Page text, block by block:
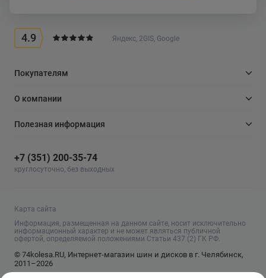
4.9 Яндекс, 2GIS, Google
Покупателям
О компании
Полезная информация
+7 (351) 200-35-74
круглосуточно, без выходных
Карта сайта
Информация, размещенная на данном сайте, носит исключительно
информационный характер и не может являться публичной
офертой, определяемой положениями Статьи 437 (2) ГК РФ.
© 74kolesa.RU, Интернет-магазин шин и дисков в г. Челябинск,
2011–2026